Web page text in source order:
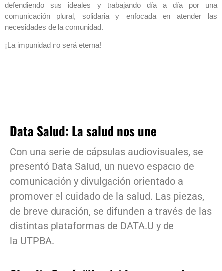
defendiendo sus ideales y trabajando día a día por una
comunicación plural, solidaria y enfocada en atender las
necesidades de la comunidad.
¡La impunidad no será eterna!
Data Salud: La salud nos une
Con una serie de cápsulas audiovisuales, se
presentó Data Salud, un nuevo espacio de
comunicación y divulgación orientado a
promover el cuidado de la salud. Las piezas,
de breve duración, se difunden a través de las
distintas plataformas de DATA.U y de
la UTPBA.